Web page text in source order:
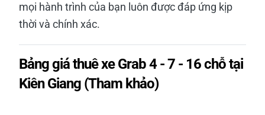
mọi hành trình của bạn luôn được đáp ứng kịp
thời và chính xác.
Bảng giá thuê xe Grab 4 - 7 - 16 chỗ tại
Kiên Giang (Tham khảo)